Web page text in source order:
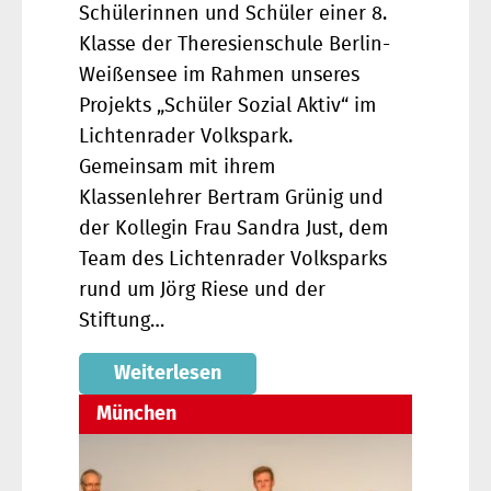
Schülerinnen und Schüler einer 8.
Klasse der Theresienschule Berlin-
Weißensee im Rahmen unseres
Projekts „Schüler Sozial Aktiv“ im
Lichtenrader Volkspark.
Gemeinsam mit ihrem
Klassenlehrer Bertram Grünig und
der Kollegin Frau Sandra Just, dem
Team des Lichtenrader Volksparks
rund um Jörg Riese und der
Stiftung…
Weiterlesen
München